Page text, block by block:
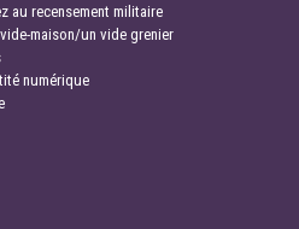
au recensement militaire
maison/un vide grenier
numérique